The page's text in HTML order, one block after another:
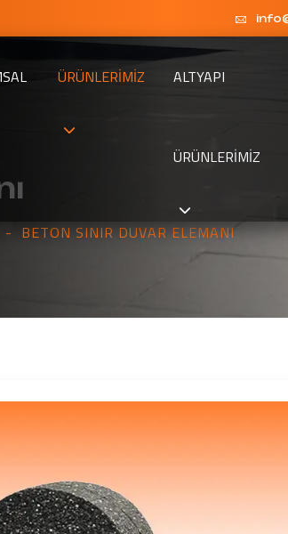
ÜRÜNLERIMIZ ALTYAPI
ÜRÜNLERIMIZ
BETON SINIR DUVAR ELEMANI